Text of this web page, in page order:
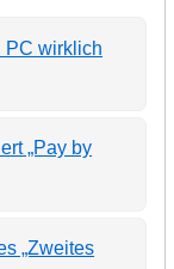
PC wirklich
„Pay by
„Zweites